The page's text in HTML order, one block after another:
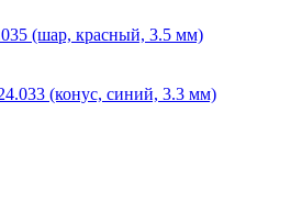
(шар, красный, 3.5 мм)